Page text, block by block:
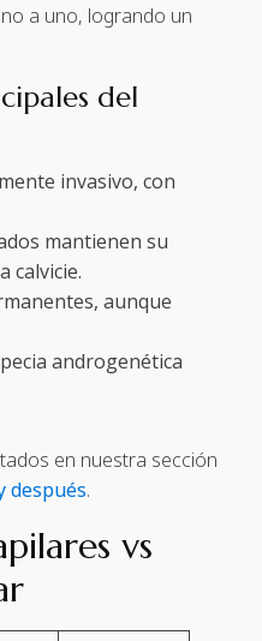
a uno, logrando un
del
invasivo, con
mantienen su
calvicie.
aunque
androgenética
en nuestra sección
después.
vs